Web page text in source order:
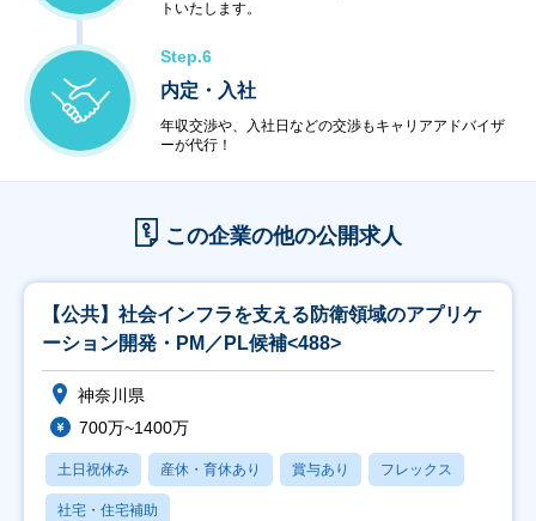
トいたします。
Step.6
内定・入社
年収交渉や、入社日などの交渉もキャリアアドバイザ
ーが代行！
この企業の他の公開求人
【公共】社会インフラを支える防衛領域のアプリケ
ーション開発・PM／PL候補<488>
神奈川県
700万~1400万
土日祝休み 産休・育休あり 賞与あり フレックス
社宅・住宅補助